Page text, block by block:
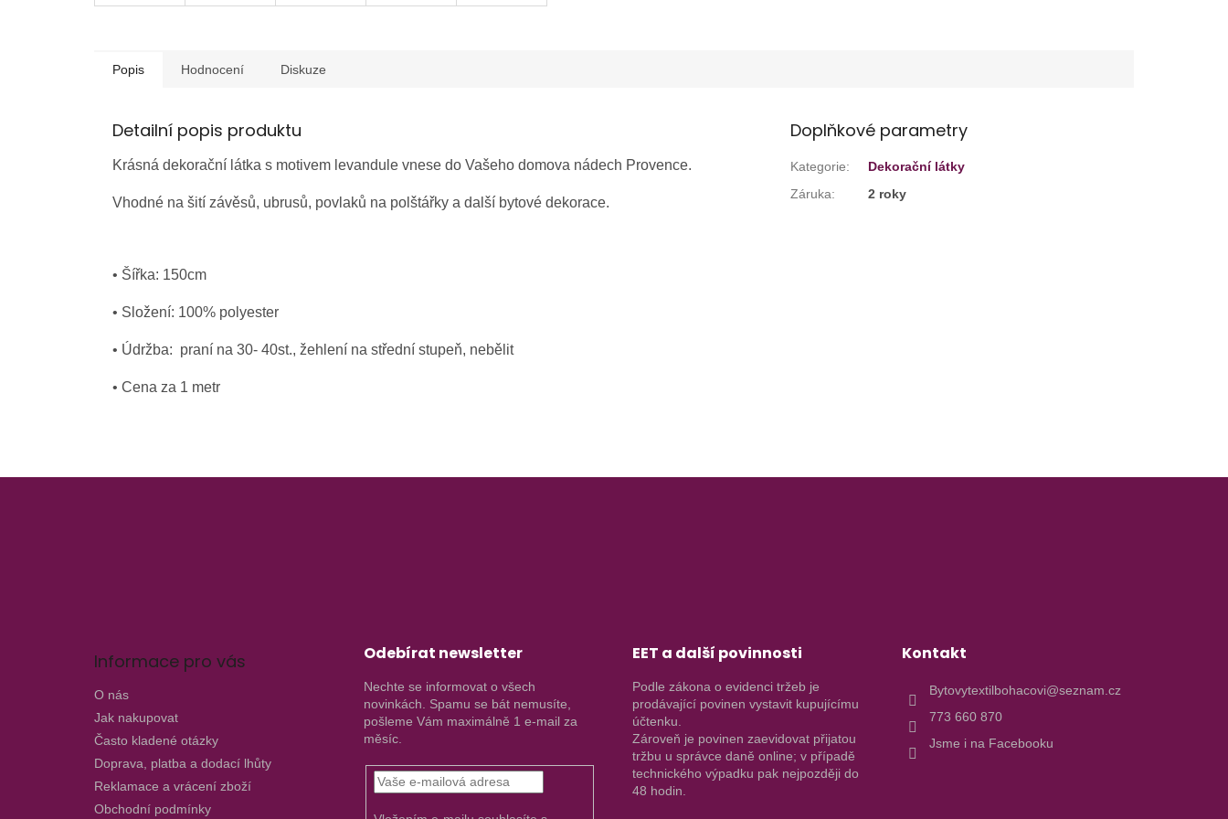
Popis Hodnocení Diskuze
Detailní popis produktu
Krásná dekorační látka s motivem levandule vnese do Vašeho domova nádech Provence.
Vhodné na šití závěsů, ubrusů, povlaků na polštářky a další bytové dekorace.
• Šířka: 150cm
• Složení: 100% polyester
• Údržba: praní na 30- 40st., žehlení na střední stupeň, nebělit
• Cena za 1 metr
Doplňkové parametry
Kategorie:
Dekorační látky
Záruka: 2 roky
Informace pro vás
O nás
Jak nakupovat
Často kladené otázky
Doprava, platba a dodací lhůty
Reklamace a vrácení zboží
Obchodní podmínky
Odebírat newsletter
Nechte se informovat o všech
novinkách. Spamu se bát nemusíte,
pošleme Vám maximálně 1 e-mail za
měsíc.
EET a další povinnosti
Podle zákona o evidenci tržeb je
prodávající povinen vystavit kupujícímu
účtenku.
Zároveň je povinen zaevidovat přijatou
tržbu u správce daně online; v případě
technického výpadku pak nejpozději do
48 hodin.
Kontakt
Bytovytextilbohacovi@seznam.cz
773 660 870
Jsme i na Facebooku